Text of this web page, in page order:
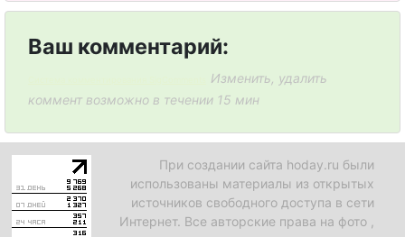
Рунета
День
День
космонавти
ки
День рок-н-
ролла
Ваш комментарий:
Изменить, удалить
коммент возможно в течении 15 мин
При создании сайта hoday.ru были
использованы материалы из открытых
источников свободного доступа в сети
Интернет. Все авторские права на фото ,